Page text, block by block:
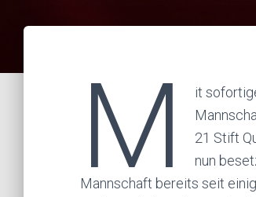
M
it
21 Stift
nun
Mannschaft bereits seit